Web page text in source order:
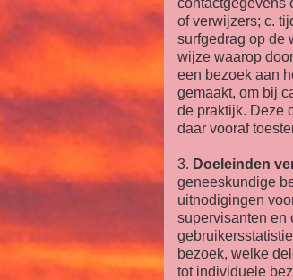
contactgegevens
of verwijzers; c.
surfgedrag op de
wijze waarop
een bezoek aan
gemaakt, om bij
de praktijk. Deze
daar vooraf
3. Doeleinden
geneeskundige
uitnodigingen
supervisanten en
bezoek, welke
tot individuele